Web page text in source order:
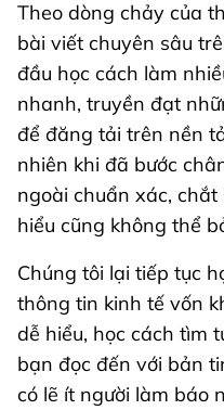
Theo dòng chảy của
bài viết chuyên sâu
đầu học cách làm
nhanh, truyền đạt
để đăng tải trên nền
nhiên khi đã bước
ngoài chuẩn xác,
hiểu cũng không thể
Chúng tôi lại tiếp tục
thông tin kinh tế vốn
dễ hiểu, học cách tìm
bạn đọc đến với bản
có lẽ ít người làm báo